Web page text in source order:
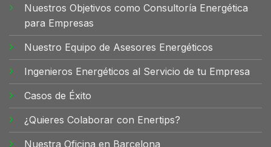
Nuestros Objetivos como Consultoría Energética
para Empresas
Nuestro Equipo de Asesores Energéticos
Ingenieros Energéticos al Servicio de tu Empresa
Casos de Éxito
¿Quieres Colaborar con Enertips?
Nuestra Oficina en Barcelona